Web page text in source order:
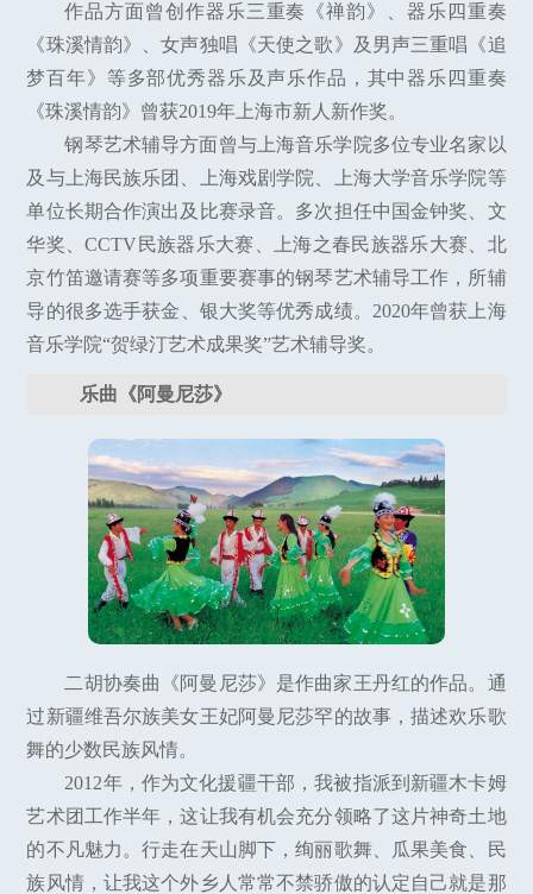
作品方面曾创作器乐三重奏《禅韵》、器乐四重奏
《珠溪情韵》、女声独唱《天使之歌》及男声三重唱《追
梦百年》等多部优秀器乐及声乐作品，其中器乐四重奏
《珠溪情韵》曾获2019年上海市新人新作奖。
钢琴艺术辅导方面曾与上海音乐学院多位专业名家以
及与上海民族乐团、上海戏剧学院、上海大学音乐学院等
单位长期合作演出及比赛录音。多次担任中国金钟奖、文
华奖、CCTV民族器乐大赛、上海之春民族器乐大赛、北
京竹笛邀请赛等多项重要赛事的钢琴艺术辅导工作，所辅
导的很多选手获金、银大奖等优秀成绩。2020年曾获上海
音乐学院“贺绿汀艺术成果奖”艺术辅导奖。
乐曲《阿曼尼莎》
二胡协奏曲《阿曼尼莎》是作曲家王丹红的作品。通
过新疆维吾尔族美女王妃阿曼尼莎罕的故事，描述欢乐歌
舞的少数民族风情。
2012年，作为文化援疆干部，我被指派到新疆木卡姆
艺术团工作半年，这让我有机会充分领略了这片神奇土地
的不凡魅力。行走在天山脚下，绚丽歌舞、瓜果美食、民
族风情，让我这个外乡人常常不禁骄傲的认定自己就是那